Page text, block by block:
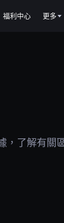
福利中心 更多
，了解有關